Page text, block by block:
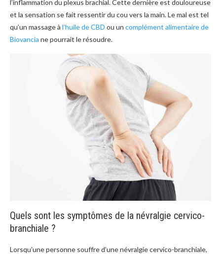
l’inflammation du plexus brachial. Cette dernière est douloureuse
et la sensation se fait ressentir du cou vers la main. Le mal est tel
qu’un massage à l’huile de CBD ou un complément alimentaire de
Biovancia ne pourrait le résoudre.
Quels sont les symptômes de la névralgie cervico-
branchiale ?
Lorsqu’une personne souffre d’une névralgie cervico-branchiale,